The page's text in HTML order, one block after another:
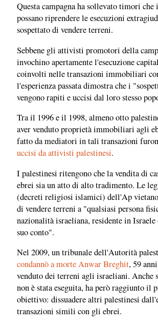
Questa campagna ha sollevato timori che
possano riprendere le esecuzioni
sospettato di vendere terreni.
Sebbene gli attivisti promotori della
invochino apertamente l'esecuzione
coinvolti nelle transazioni immobiliari
l'esperienza passata dimostra che i
vengono rapiti e uccisi dal loro stesso
Tra il 1996 e il 1998, almeno otto
aver venduto proprietà immobiliari agli
fatto da mediatori in tali transazioni
uccisi da attivisti palestinesi.
I palestinesi ritengono che la vendita di
ebrei sia un atto di alto tradimento. Le
(decreti religiosi islamici) dell'Ap
di vendere terreni a "qualsiasi persona
nazionalità israeliana, residente in Israele
suo conto".
Nel 2009, un tribunale dell'Autorità
condannò a morte Anwar Breghit, 59
venduto dei terreni agli israeliani. Anche
non è stata eseguita, ha però raggiunto il
obiettivo: dissuadere altri palestinesi
transazioni simili con gli ebrei.